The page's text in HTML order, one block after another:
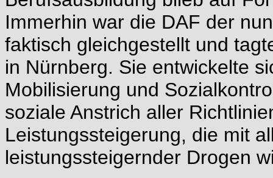
Immerhin war die DAF der
faktisch gleichgestellt und
in Nürnberg. Sie entwickelte
Mobilisierung und
soziale Anstrich aller
Leistungssteigerung, die mit
leistungssteigernder Drogen